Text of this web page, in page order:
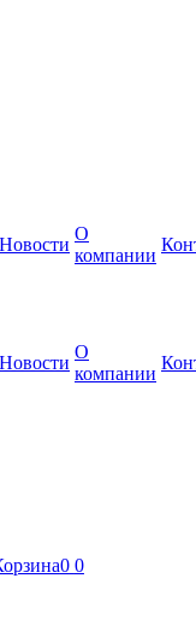
Новости
О
компании
Новости
О
компании
0 0